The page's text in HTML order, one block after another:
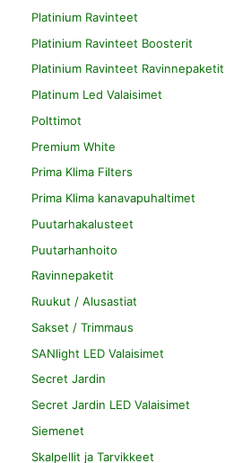
Platinium Ravinteet
Platinium Ravinteet Boosterit
Platinium Ravinteet Ravinnepaketit
Platinum Led Valaisimet
Polttimot
Premium White
Prima Klima Filters
Prima Klima kanavapuhaltimet
Puutarhakalusteet
Puutarhanhoito
Ravinnepaketit
Ruukut / Alusastiat
Sakset / Trimmaus
SANlight LED Valaisimet
Secret Jardin
Secret Jardin LED Valaisimet
Siemenet
Skalpellit ja Tarvikkeet